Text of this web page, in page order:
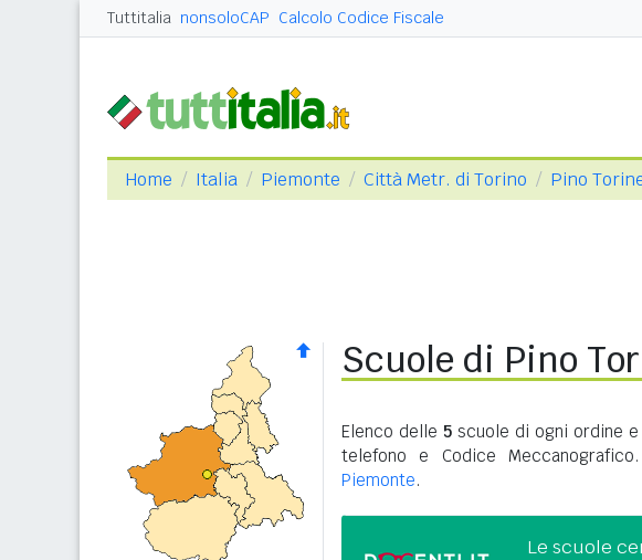
Tuttitalia nonsoloCAP Calcolo Codice Fiscale
Home Italia Piemonte Città Metr. di Torino Pino
Scuole di Pino
Elenco delle 5 scuole di ogni ordine
telefono e Codice
Piemonte.
Le scuole